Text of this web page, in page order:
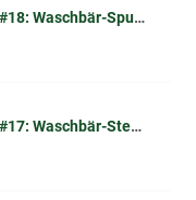
Jagd Podcast Jagdtalk #18: Waschbär-Spulwurm (Baylisascaris procyonis) – Übertragung, Risiko, Vorsorge & Datenlage (im Gespräch mit Prof. Dr. Sven Klimpel)
Jagd Podcast Jagdtalk #17: Waschbär-Sterilisation in Kassel – wissenschaftliche Einordnung, Tierschutzfragen & Waschbär-Mythen (im Gespräch mit Dr. Norbert Peter)